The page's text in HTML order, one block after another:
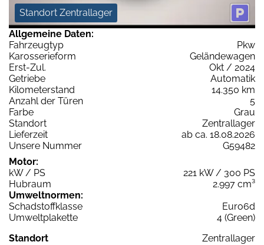
Standort Zentrallager
Allgemeine Daten:
Fahrzeugtyp
Pkw
Karosserieform
Geländewagen
Erst-Zul.
Okt / 2024
Getriebe
Automatik
Kilometerstand
14.350 km
Anzahl der Türen
5
Farbe
Grau
Standort
Zentrallager
Lieferzeit
ab ca. 18.08.2026
Unsere Nummer
G59482
Motor:
kW / PS
221 kW / 300 PS
Hubraum
2.997 cm³
Umweltnormen:
Schadstoffklasse
Euro6d
Umweltplakette
4 (Green)
Standort
Zentrallager